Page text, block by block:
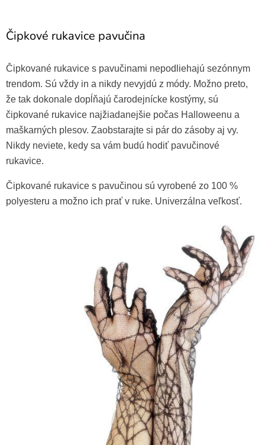
Čipkové rukavice pavučina
Čipkované rukavice s pavučinami nepodliehajú sezónnym
trendom. Sú vždy in a nikdy nevyjdú z módy. Možno preto,
že tak dokonale dopĺňajú čarodejnícke kostýmy, sú
čipkované rukavice najžiadanejšie počas Halloweenu a
maškarných plesov. Zaobstarajte si pár do zásoby aj vy.
Nikdy neviete, kedy sa vám budú hodiť pavučinové
rukavice.
Čipkované rukavice s pavučinou sú vyrobené zo 100 %
polyesteru a možno ich prať v ruke. Univerzálna veľkosť.